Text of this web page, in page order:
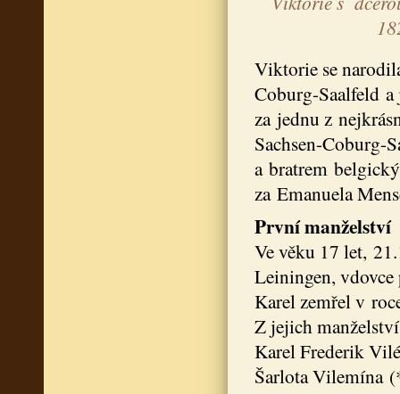
Viktorie se
Coburg-Saalfeld a
za jednu z
Sachsen-Coburg-
a bratrem
za Emanuela
První manželství
Ve věku 17 let,
Leiningen,
Karel zemřel v
Z jejich
Karel Frederik
Šarlota Vilemína